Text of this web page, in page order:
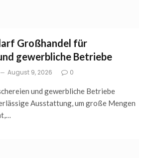
Großhandel für
gewerbliche Betriebe
August 9, 2026 0
und gewerbliche Betriebe
Ausstattung, um große Mengen